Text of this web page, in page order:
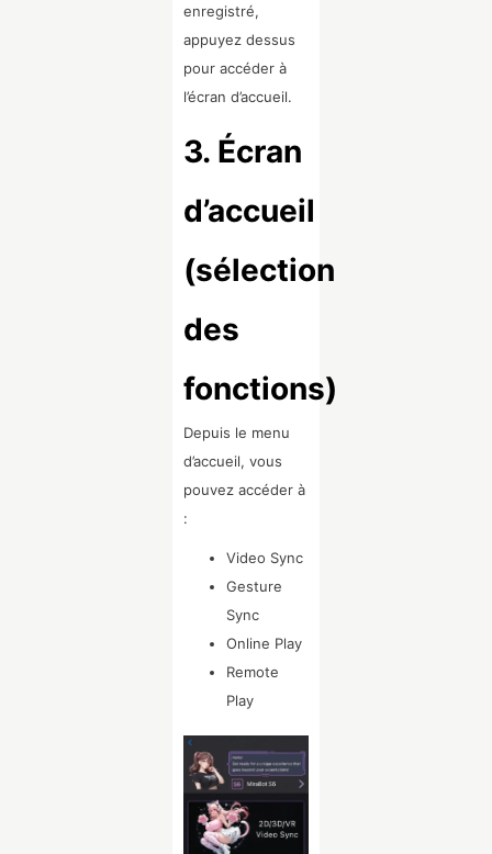
enregistré,
appuyez dessus
pour accéder à
l’écran d’accueil.
3. Écran
d’accueil
(sélection
des
fonctions)
Depuis le menu
d’accueil, vous
pouvez accéder à
:
Video Sync
Gesture
Sync
Online Play
Remote
Play